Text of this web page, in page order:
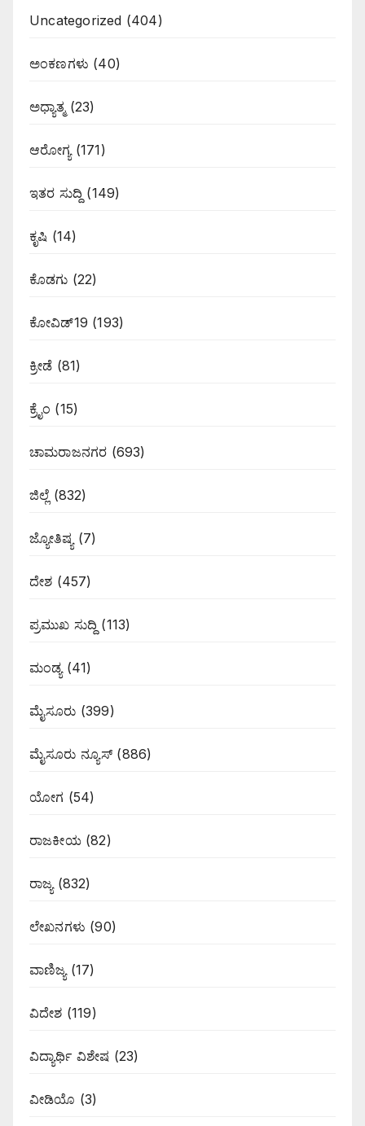
Uncategorized (404)
ಅಂಕಣಗಳು (40)
ಅಧ್ಯಾತ್ಮ(23)
ಆರೋಗ್ಯ(171)
ಇತರ ಸುದ್ದಿ (149)
ಕೃಷಿ (14)
ಕೊಡಗು (22)
ಕೋವಿಡ್19 (193)
ಕ್ರೀಡೆ (81)
ಕ್ರೈಂ (15)
ಚಾಮರಾಜನಗರ (693)
ಜಿಲ್ಲೆ (832)
ಜ್ಯೋತಿಷ್ಯ (7)
ದೇಶ (457)
ಪ್ರಮುಖ ಸುದ್ದಿ (113)
ಮಂಡ್ಯ(41)
ಮೈಸೂರು (399)
ಮೈಸೂರು ನ್ಯೂಸ್(886)
ಯೋಗ (54)
ರಾಜಕೀಯ(82)
ರಾಜ್ಯ(832)
ಲೇಖನಗಳು (90)
ವಾಣಿಜ್ಯ(17)
ವಿದೇಶ (119)
ವಿದ್ಯಾರ್ಥಿ ವಿಶೇಷ (23)
ವೀಡಿಯೊ (3)